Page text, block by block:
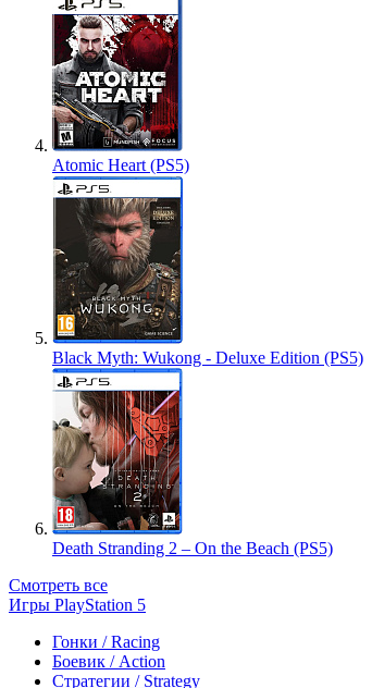
Atomic Heart (PS5)
Black Myth: Wukong - Deluxe Edition (PS5)
Death Stranding 2 – On the Beach (PS5)
Смотреть все
Игры PlayStation 5
Гонки / Racing
Боевик / Action
Стратегии / Strategy